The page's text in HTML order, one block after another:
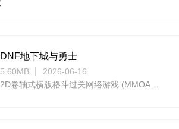
翼 最新版
题更新修复及
DNF地下城与勇士
5.60MB
2026-06-16